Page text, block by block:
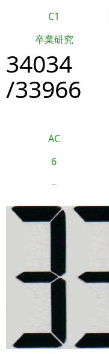
C1
卒業研究
34034
/33966
AC
6
−